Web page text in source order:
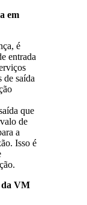
em
é
entrada
de saída
que
de
a
Isso é
da VM